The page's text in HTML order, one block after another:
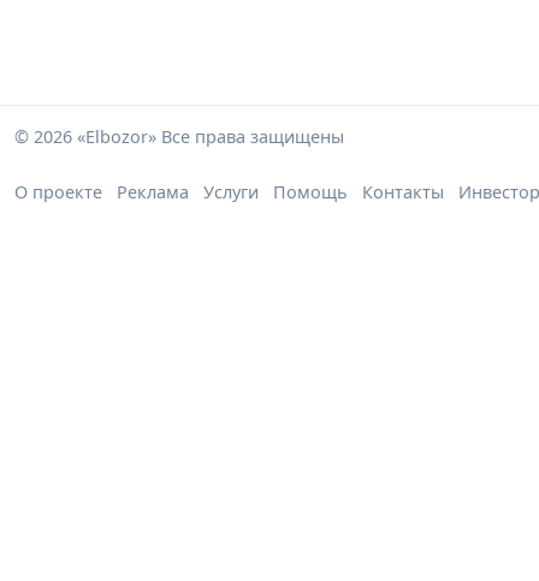
© 2026 «Elbozor» Все права защищены
О проекте Реклама Услуги Помощь Контакты